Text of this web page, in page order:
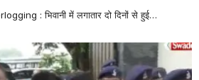
: भिवानी में लगातार दो दिनों से हुई…